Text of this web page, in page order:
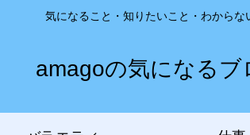
気になること・知りたいこと・わからな
amagoの気になるブ